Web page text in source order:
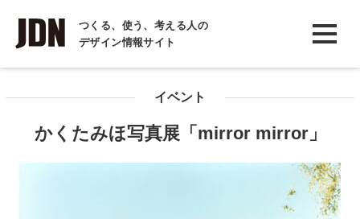
つくる、使う、考える人の
デザイン情報サイト
INTERVIEW
インタビュー
イベント
かくたみほ写真展「mirror mirror」